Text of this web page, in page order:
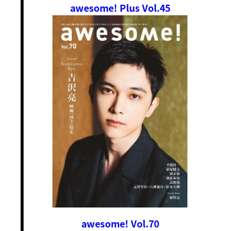
awesome! Plus Vol.45
awesome! Vol.70